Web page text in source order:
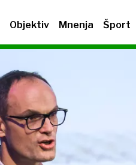
Objektiv Mnenja Šport